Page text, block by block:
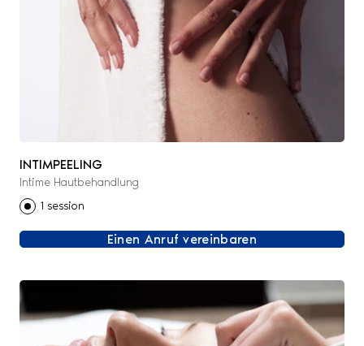
INTIMPEELING
Intime Hautbehandlung
1 session
Einen Anruf vereinbaren